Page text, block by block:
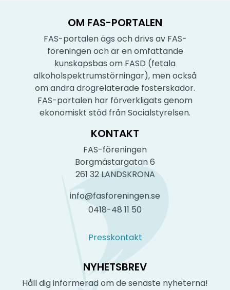
OM FAS-PORTALEN
FAS-portalen ägs och drivs av FAS-
föreningen och är en omfattande
kunskapsbas om FASD (fetala
alkoholspektrumstörningar), men också
om andra drogrelaterade fosterskador.
FAS-portalen har förverkligats genom
ekonomiskt stöd från Socialstyrelsen.
KONTAKT
FAS-föreningen
Borgmästargatan 6
261 32 LANDSKRONA
info@fasforeningen.se
0418-48 11 50
Presskontakt
NYHETSBREV
Håll dig informerad om de senaste nyheterna!